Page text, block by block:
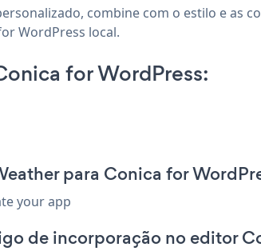
combine com o estilo e as
WordPress local.
for WordPress:
para Conica for
your app
de incorporação no editor